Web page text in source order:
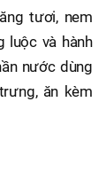
tươi, nem
luộc và hành
nước dùng
ăn kèm